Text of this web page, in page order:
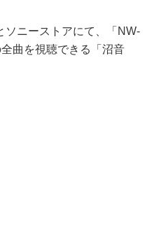
ソニーストアにて、「NW-
曲を視聴できる「沼音